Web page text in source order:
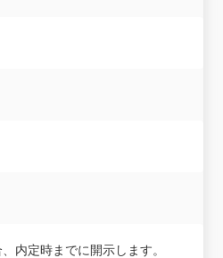
内定時までに開示します。